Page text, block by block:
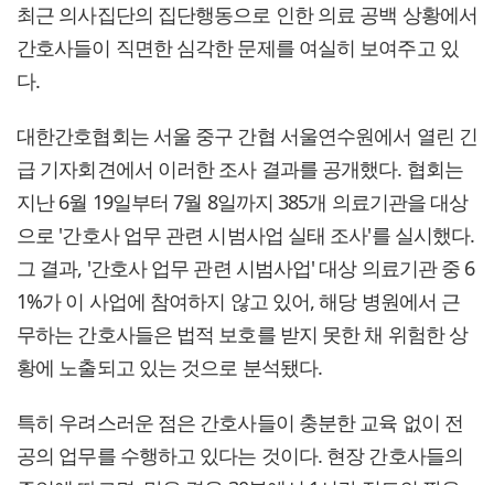
최근 의사집단의 집단행동으로 인한 의료 공백 상황에서
간호사들이 직면한 심각한 문제를 여실히 보여주고 있
다.
대한간호협회는 서울 중구 간협 서울연수원에서 열린 긴
급 기자회견에서 이러한 조사 결과를 공개했다. 협회는
지난 6월 19일부터 7월 8일까지 385개 의료기관을 대상
으로 '간호사 업무 관련 시범사업 실태 조사'를 실시했다.
그 결과, '간호사 업무 관련 시범사업' 대상 의료기관 중 6
1%가 이 사업에 참여하지 않고 있어, 해당 병원에서 근
무하는 간호사들은 법적 보호를 받지 못한 채 위험한 상
황에 노출되고 있는 것으로 분석됐다.
특히 우려스러운 점은 간호사들이 충분한 교육 없이 전
공의 업무를 수행하고 있다는 것이다. 현장 간호사들의